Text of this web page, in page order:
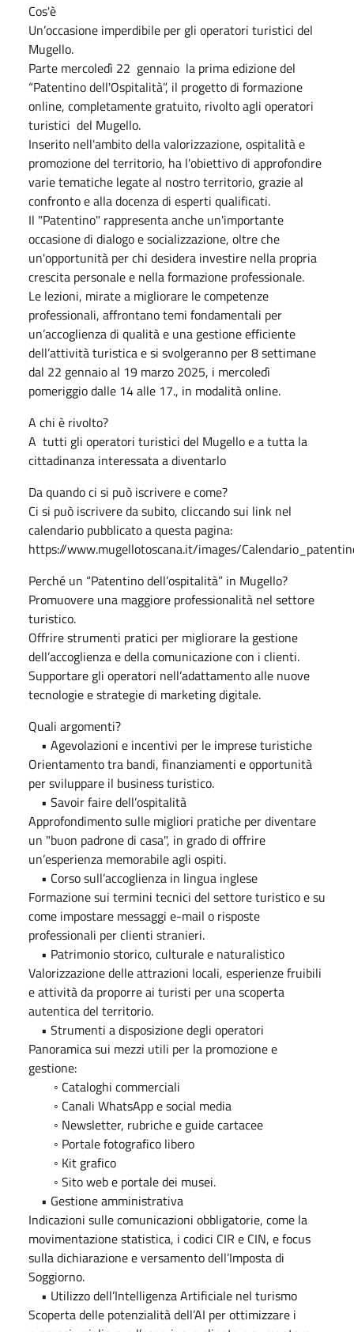
Cos'è
Un’occasione imperdibile per gli operatori turistici del
Mugello.
Parte mercoledì 22 gennaio la prima edizione del
“Patentino dell'Ospitalità”, il progetto di formazione
online, completamente gratuito, rivolto agli operatori
turistici del Mugello.
Inserito nell'ambito della valorizzazione, ospitalità e
promozione del territorio, ha l'obiettivo di approfondire
varie tematiche legate al nostro territorio, grazie al
confronto e alla docenza di esperti qualificati.
Il "Patentino" rappresenta anche un'importante
occasione di dialogo e socializzazione, oltre che
un'opportunità per chi desidera investire nella propria
crescita personale e nella formazione professionale.
Le lezioni, mirate a migliorare le competenze
professionali, affrontano temi fondamentali per
un’accoglienza di qualità e una gestione efficiente
dell’attività turistica e si svolgeranno per 8 settimane
dal 22 gennaio al 19 marzo 2025, i mercoledì
pomeriggio dalle 14 alle 17., in modalità online.
A chi è rivolto?
A tutti gli operatori turistici del Mugello e a tutta la
cittadinanza interessata a diventarlo
Da quando ci si può iscrivere e come?
Ci si può iscrivere da subito, cliccando sui link nel
calendario pubblicato a questa pagina:
https://www.mugellotoscana.it/images/
Perché un “Patentino dell’ospitalità” in Mugello?
Promuovere una maggiore professionalità nel settore
turistico.
Offrire strumenti pratici per migliorare la gestione
dell’accoglienza e della comunicazione con i clienti.
Supportare gli operatori nell’adattamento alle nuove
tecnologie e strategie di marketing digitale.
Quali argomenti?
• Agevolazioni e incentivi per le imprese turistiche
Orientamento tra bandi, finanziamenti e opportunità
per sviluppare il business turistico.
• Savoir faire dell’ospitalità
Approfondimento sulle migliori pratiche per diventare
un "buon padrone di casa", in grado di offrire
un’esperienza memorabile agli ospiti.
• Corso sull’accoglienza in lingua inglese
Formazione sui termini tecnici del settore turistico e su
come impostare messaggi e-mail o risposte
professionali per clienti stranieri.
• Patrimonio storico, culturale e naturalistico
Valorizzazione delle attrazioni locali, esperienze fruibili
e attività da proporre ai turisti per una scoperta
autentica del territorio.
• Strumenti a disposizione degli operatori
Panoramica sui mezzi utili per la promozione e
gestione:
◦ Cataloghi commerciali
◦ Canali WhatsApp e social media
◦ Newsletter, rubriche e guide cartacee
◦ Portale fotografico libero
◦ Kit grafico
◦ Sito web e portale dei musei.
• Gestione amministrativa
Indicazioni sulle comunicazioni obbligatorie, come la
movimentazione statistica, i codici CIR e CIN, e focus
sulla dichiarazione e versamento dell’Imposta di
Soggiorno.
• Utilizzo dell’Intelligenza Artificiale nel turismo
Scoperta delle potenzialità dell’AI per ottimizzare i